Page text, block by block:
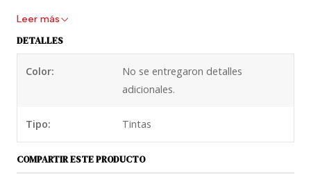
Para lograr efectos y colores espectaculares como
los de Noodlers se utilizan químicos que podrían
dañar componentes de plumas vintages.
Recomendamos el aseo adecuado de tu pluma (lavar
pluma cargada para evitar que se seque en los
delicados mecanismos internos.
Y si se portan bien y se lavan las manos, usan
Leer más
DETALLES
Color:
No se entregaron detalles
adicionales.
Tipo: Tintas
COMPARTIR ESTE PRODUCTO